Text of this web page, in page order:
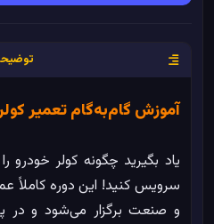
آموزش گام‌به‌گام تعمیر
یاد بگیرید چگونه کولر
سرویس کنید! این دوره کاملاً
و صنعت برگزار می‌شود و در